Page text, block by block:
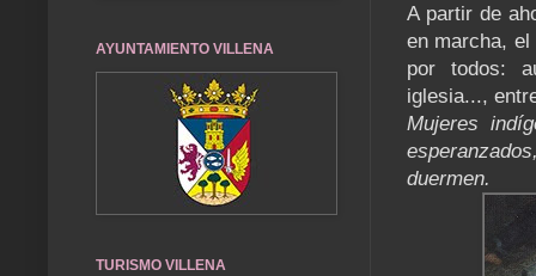
A partir de
en marcha, el
por todos:
iglesia...,
Mujeres
duermen.
AYUNTAMIENTO VILLENA
TURISMO VILLENA